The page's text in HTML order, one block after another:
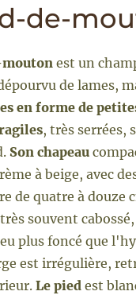
de-
est un
de lames,
en forme de
, très serrées,
Son chapeau
à beige, avec
de quatre à douze
souvent
plus foncé que
est irrégulière,
Le pied est